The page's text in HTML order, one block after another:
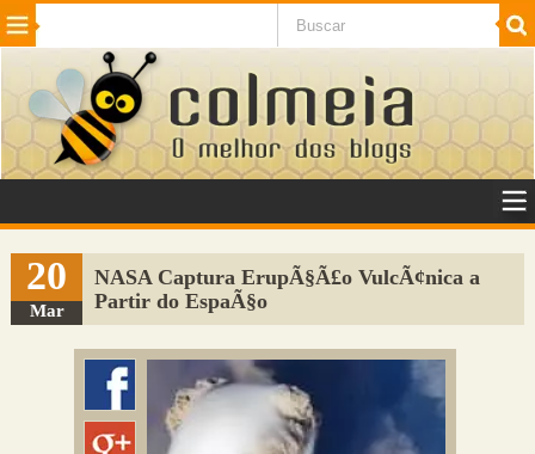
Beleza Cinema e TV
Internet Jogos NotÃ­cias SaÃºde
VeÃ­culos Adulto
Sugerir Link
Adicionar Blog
Colmeia Exchange
20
Mar
NASA Captura ErupÃ§Ã£o VulcÃ¢nica a
Partir do EspaÃ§o